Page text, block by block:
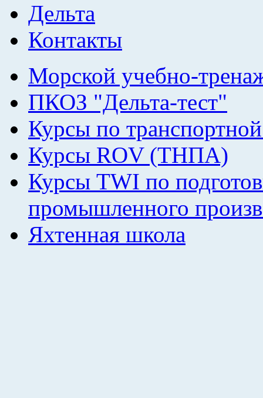
Дельта
Контакты
Морской учебно-
ПКОЗ "Дельта-тест"
Курсы по
Курсы ROV (ТНПА)
Курсы TWI по
промышленного
Яхтенная школа